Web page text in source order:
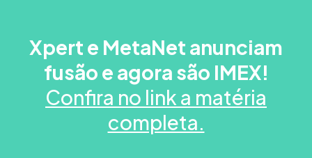
Xpert e MetaNet anunciam
fusão e agora são IMEX!
Confira no link a matéria
completa.